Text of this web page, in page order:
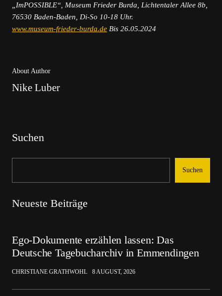
„ImPOSSIBLE“, Museum Frieder Burda, Lichtentaler Allee 8b,
76530 Baden-Baden, Di-So 10-18 Uhr.
www.museum-­frieder-burda.de Bis 26.05.2024
About Author
Nike Luber
Suchen
Suchen
Neueste Beiträge
Ego-Dokumente erzählen lassen: Das
Deutsche Tagebucharchiv in Emmendingen
CHRISTIANE GRATHWOHL 8 AUGUST, 2026